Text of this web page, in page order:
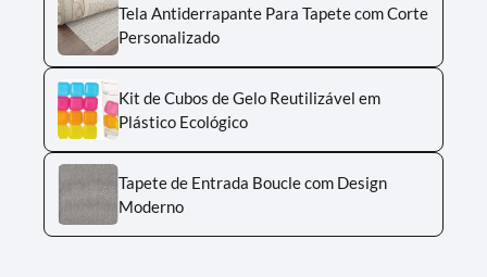
Tela Antiderrapante Para Tapete com Corte
Personalizado
Kit de Cubos de Gelo Reutilizável em
Plástico Ecológico
Tapete de Entrada Boucle com Design
Moderno